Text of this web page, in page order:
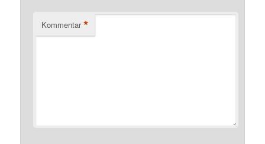
Kommentar *